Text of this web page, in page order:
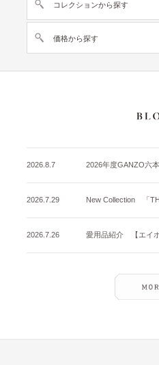
コレクションから探す
価格から探す
2026.8.7 2026年度GANZO六
2026.7.29 New Collection 「
2026.7.26